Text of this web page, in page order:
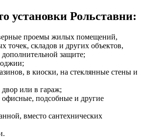
установки Рольставни:
проемы жилых помещений,
точек, складов и других объектов,
защите;
в киоски, на стеклянные стены и
двор или в гараж;
офисные, подсобные и другие
вместо сантехнических